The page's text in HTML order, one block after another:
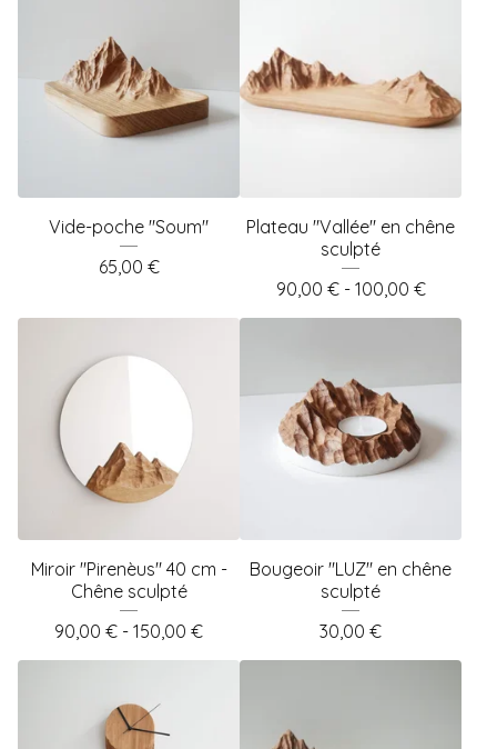
Vide-poche "Soum"
65,00 €
Plateau "Vallée" en chêne
sculpté
90,00 €- 100,00 €
Miroir "Pirenèus" 40 cm -
Chêne sculpté
90,00 € - 150,00 €
Bougeoir "LUZ" en chêne
sculpté
30,00 €